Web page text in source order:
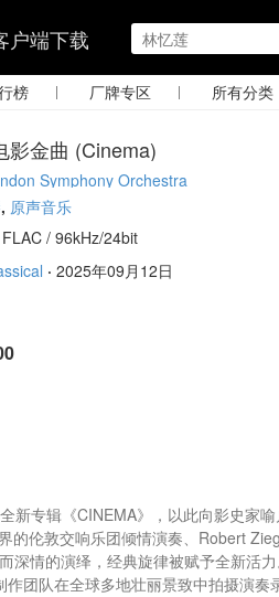
户端下载
榜 | 厂牌专区 | 所有分类
影金曲 (Cinema)
Symphony Orchestra
, 原声音乐
FLAC / 96kHz/24bit
· 2025年09月12日
新专辑《CINEMA》，以此向影史家喻
的伦敦交响乐团倾情演奏、Robert
情的演绎，经典旋律被赋予全新活力
团队在全球多地壮丽景致中拍摄演奏